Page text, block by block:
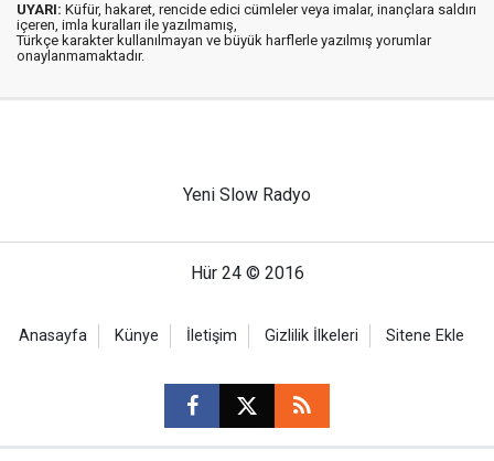
UYARI: Küfür, hakaret, rencide edici cümleler veya imalar, inançlara saldırı
içeren, imla kuralları ile yazılmamış,
Türkçe karakter kullanılmayan ve büyük harflerle yazılmış yorumlar
onaylanmamaktadır.
Yeni Slow Radyo
Hür 24 © 2016
Anasayfa Künye İletişim Gizlilik İlkeleri Sitene Ekle